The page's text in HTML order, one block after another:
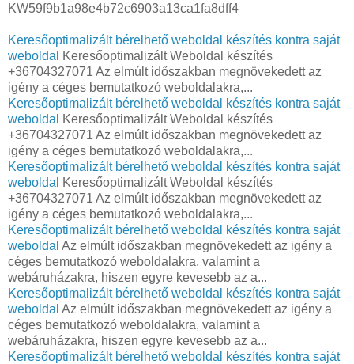
KW59f9b1a98e4b72c6903a13ca1fa8dff4
Keresőoptimalizált bérelhető weboldal készítés kontra saját
weboldal
Keresőoptimalizált Weboldal készítés
+36704327071 Az elmúlt időszakban megnövekedett az
igény a céges bemutatkozó weboldalakra,...
Keresőoptimalizált bérelhető weboldal készítés kontra saját
weboldal
Keresőoptimalizált Weboldal készítés
+36704327071 Az elmúlt időszakban megnövekedett az
igény a céges bemutatkozó weboldalakra,...
Keresőoptimalizált bérelhető weboldal készítés kontra saját
weboldal
Keresőoptimalizált Weboldal készítés
+36704327071 Az elmúlt időszakban megnövekedett az
igény a céges bemutatkozó weboldalakra,...
Keresőoptimalizált bérelhető weboldal készítés kontra saját
weboldal Az elmúlt időszakban megnövekedett az igény a
céges bemutatkozó weboldalakra, valamint a
webáruházakra, hiszen egyre kevesebb az a...
Keresőoptimalizált bérelhető weboldal készítés kontra saját
weboldal Az elmúlt időszakban megnövekedett az igény a
céges bemutatkozó weboldalakra, valamint a
webáruházakra, hiszen egyre kevesebb az a...
Keresőoptimalizált bérelhető weboldal készítés kontra saját